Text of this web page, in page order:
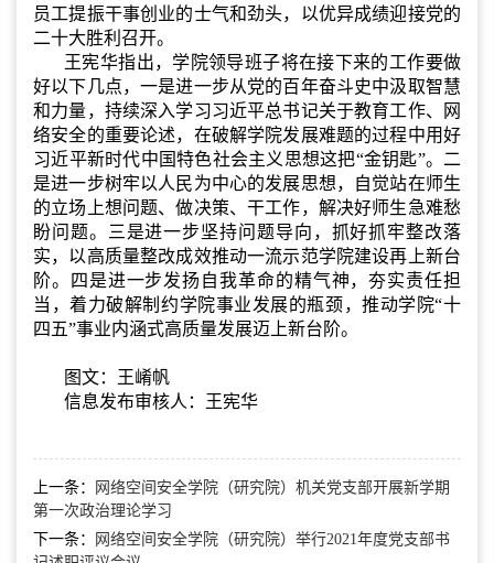
员工提振干事创业的士气和劲头，以优异成绩迎接党的
二十大胜利召开。
王宪华指出，学院领导班子将在接下来的工作要做
好以下几点，一是进一步从党的百年奋斗史中汲取智慧
和力量，持续深入学习习近平总书记关于教育工作、网
络安全的重要论述，在破解学院发展难题的过程中用好
习近平新时代中国特色社会主义思想这把“金钥匙”。二
是进一步树牢以人民为中心的发展思想，自觉站在师生
的立场上想问题、做决策、干工作，解决好师生急难愁
盼问题。三是进一步坚持问题导向，抓好抓牢整改落
实，以高质量整改成效推动一流示范学院建设再上新台
阶。四是进一步发扬自我革命的精气神，夯实责任担
当，着力破解制约学院事业发展的瓶颈，推动学院“十
四五”事业内涵式高质量发展迈上新台阶。
图文：王崤帆
信息发布审核人：王宪华
上一条：
网络空间安全学院（研究院）机关党支部开展新学期
第一次政治理论学习
下一条：
网络空间安全学院（研究院）举行2021年度党支部书